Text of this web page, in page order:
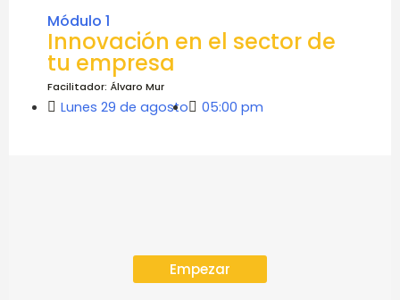
Módulo 1
Innovación en el sector de
tu empresa
Facilitador: Álvaro Mur
Lunes 29 de agosto 05:00 pm
Empezar